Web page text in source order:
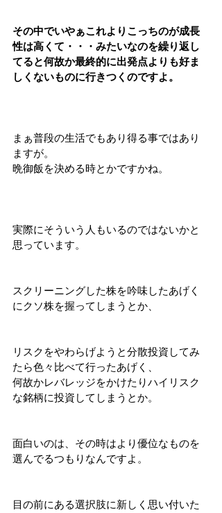
その中でいやぁこれよりこっちのが成長
性は高くて・・・みたいなのを繰り返し
てると何故か最終的に出発点よりも好ま
しくないものに行きつくのですよ。
まぁ普段の生活でもあり得る事ではあり
ますが。
晩御飯を決める時とかですかね。
実際にそういう人もいるのではないかと
思っています。
スクリーニングした株を吟味したあげく
にクソ株を握ってしまうとか、
リスクをやわらげようと分散投資してみ
たら色々比べて行ったあげく、
何故かレバレッジをかけたりハイリスク
な銘柄に投資してしまうとか。
面白いのは、その時はより優位なものを
選んでるつもりなんですよ。
目の前にある選択肢に新しく思い付いた